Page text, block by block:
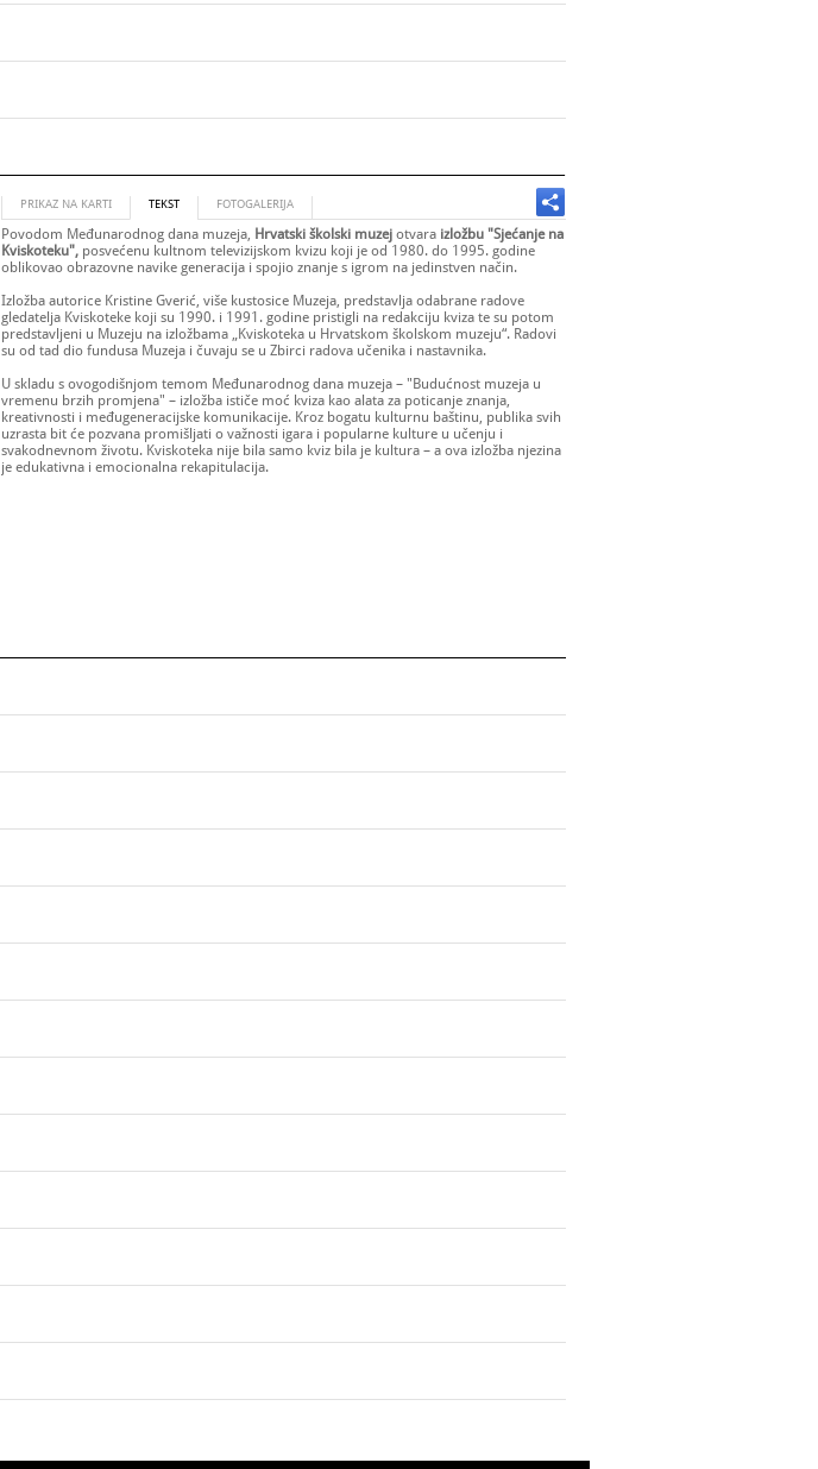
PRIKAZ NA KARTI TEKST FOTOGALERIJA
Povodom Međunarodnog dana muzeja, Hrvatski školski muzej otvara izložbu "Sjećanje na
Kviskoteku", posvećenu kultnom televizijskom kvizu koji je od 1980. do 1995. godine
oblikovao obrazovne navike generacija i spojio znanje s igrom na jedinstven način.
Izložba autorice Kristine Gverić, više kustosice Muzeja, predstavlja odabrane radove
gledatelja Kviskoteke koji su 1990. i 1991. godine pristigli na redakciju kviza te su potom
predstavljeni u Muzeju na izložbama „Kviskoteka u Hrvatskom školskom muzeju“. Radovi
su od tad dio fundusa Muzeja i čuvaju se u Zbirci radova učenika i nastavnika.
U skladu s ovogodišnjom temom Međunarodnog dana muzeja – "Budućnost muzeja u
vremenu brzih promjena" – izložba ističe moć kviza kao alata za poticanje znanja,
kreativnosti i međugeneracijske komunikacije. Kroz bogatu kulturnu baštinu, publika svih
uzrasta bit će pozvana promišljati o važnosti igara i popularne kulture u učenju i
svakodnevnom životu. Kviskoteka nije bila samo kviz bila je kultura – a ova izložba njezina
je edukativna i emocionalna rekapitulacija.